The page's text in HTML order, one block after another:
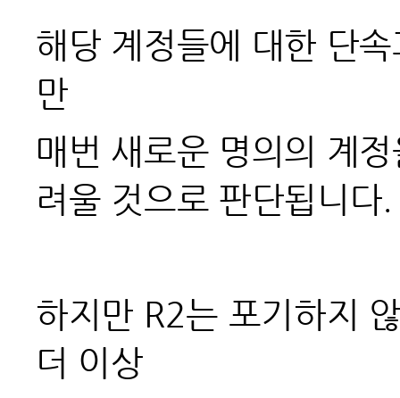
해당 계정들에 대한 단
만
매번 새로운 명의의 계
려울 것으로 판단됩니다.
하지만 R2는 포기하지
더 이상